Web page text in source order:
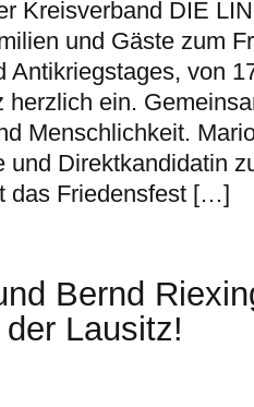
Kreisverband DIE
und Gäste zum
Antikriegstages, von
herzlich ein.
Menschlichkeit.
und Direktkandidatin
das Friedensfest […]
Bernd
Lausitz!